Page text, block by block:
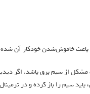
باعث خاموش‌شدن خودکار آن
از سیم برق باشد. اگر
سیم را باز کرده و در